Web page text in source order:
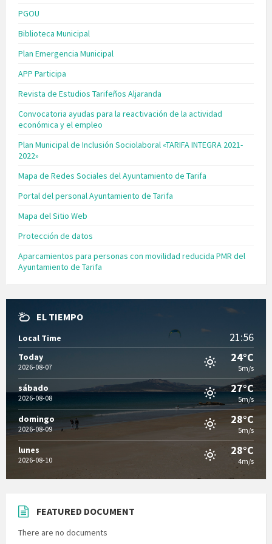
PGOU
Biblioteca Municipal
Plan Emergencia Municipal
APP Participa
Revista de Estudios Tarifeños Aljaranda
Convocatoria ayudas para la reactivación de la actividad
económica y el empleo
Plan Municipal de Inclusión Sociolaboral «TARIFA INTEGRA 2021-
2022»
Mapa de Redes Sociales del Ayuntamiento de Tarifa
Portal del personal Ayuntamiento de Tarifa
Mapa del Sitio Web
Protección de datos
Aparcamientos para personas con movilidad reducida PMR del
Ayuntamiento de Tarifa
EL TIEMPO
Local Time 21:56
Today
2026-08-07
24°C
5m/s
sábado
2026-08-08
27°C
5m/s
domingo
2026-08-09
28°C
5m/s
lunes
2026-08-10
28°C
4m/s
FEATURED DOCUMENT
There are no documents